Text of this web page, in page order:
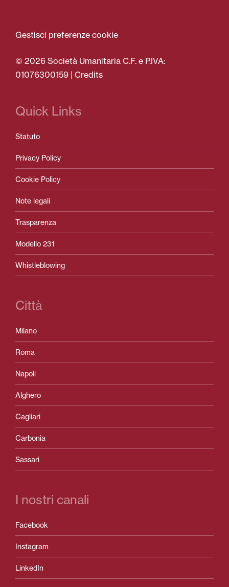
Gestisci preferenze cookie
© 2026 Società Umanitaria C.F. e P.IVA:
01076300159 | Credits
Quick Links
Statuto
Privacy Policy
Cookie Policy
Note legali
Trasparenza
Modello 231
Whistleblowing
Città
Milano
Roma
Napoli
Alghero
Cagliari
Carbonia
Sassari
I nostri canali
Facebook
Instagram
LinkedIn